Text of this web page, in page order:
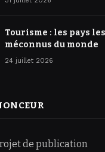
Tourisme : les pays
méconnus du monde
24 juillet 2026
de publication